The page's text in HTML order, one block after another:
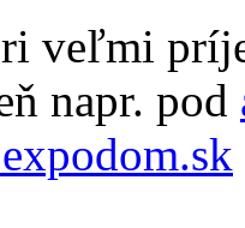
veľmi
napr. pod